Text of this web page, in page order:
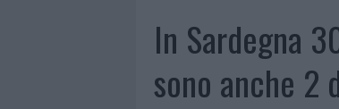
8 AGOSTO 2026
| JOVANOTTI,
In Sardegna
sono anche 2